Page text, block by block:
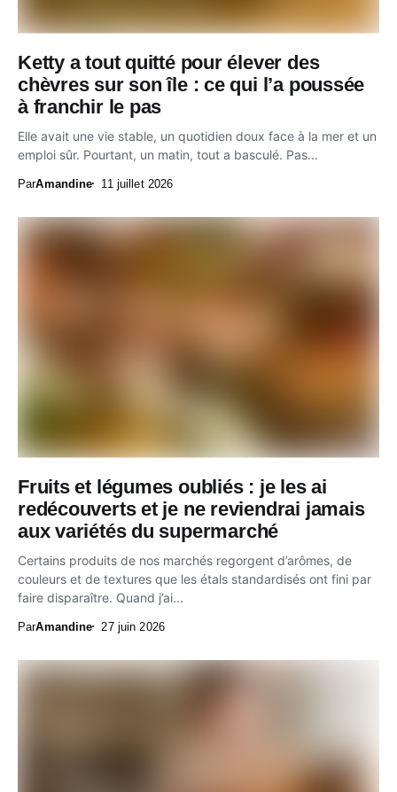
Ketty a tout quitté pour élever des
chèvres sur son île : ce qui l’a poussée
à franchir le pas
Elle avait une vie stable, un quotidien doux face à la mer et un
emploi sûr. Pourtant, un matin, tout a basculé. Pas...
ParAmandine 11 juillet 2026
Fruits et légumes oubliés : je les ai
redécouverts et je ne reviendrai jamais
aux variétés du supermarché
Certains produits de nos marchés regorgent d’arômes, de
couleurs et de textures que les étals standardisés ont fini par
faire disparaître. Quand j’ai...
ParAmandine 27 juin 2026